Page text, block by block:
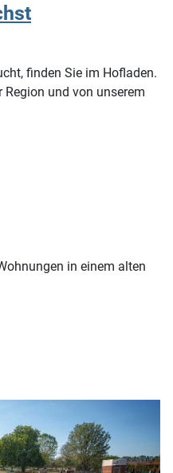
finden Sie im Hofladen.
und von unserem
in einem alten